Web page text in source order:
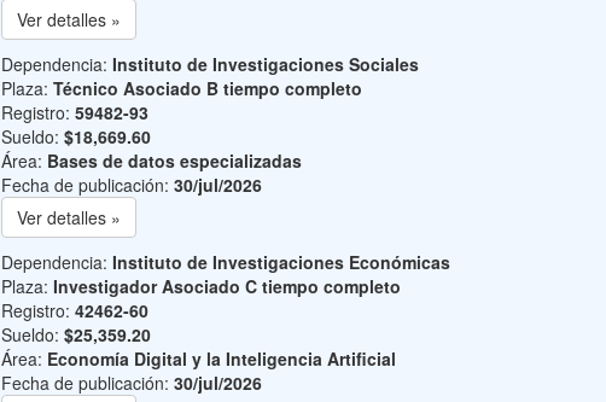
Ver detalles »
Dependencia: Instituto de Investigaciones Sociales
Plaza: Técnico Asociado B tiempo completo
Registro: 59482-93
Sueldo: $18,669.60
Área: Bases de datos especializadas
Fecha de publicación: 30/jul/2026
Ver detalles »
Dependencia: Instituto de Investigaciones Económicas
Plaza: Investigador Asociado C tiempo completo
Registro: 42462-60
Sueldo: $25,359.20
Área: Economía Digital y la Inteligencia Artificial
Fecha de publicación: 30/jul/2026